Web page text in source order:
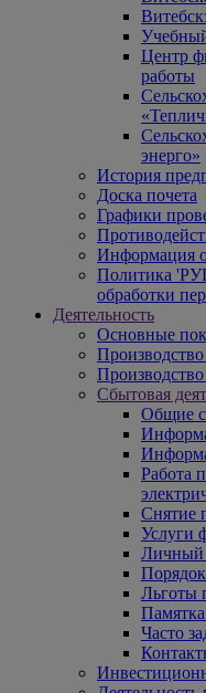
Центр
работы
энерго»
История
Доска почета
Графики
Информация
Политика
обработки
Деятельность
Основные
Сбытовая
Общие
Работа
Снятие
Услуги
Личный
Льготы
Часто